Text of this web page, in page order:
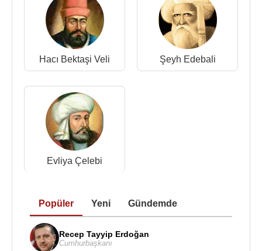
önemli ziyaret yerlerinden biridir. Ahmet Yesevî’nin
çilehânesi ile türbesi arasında yüz metre kadar
mesafenin olması, onun ilk ve asıl dergâhının
çilehane bölgesinde olduğunu akla getirmektedir.
Vefatından sonra defnedildiği yere zamanla büyük
bir külliye yapılınca kütüphane, aşevi, mescid ve
derviş hücrelerinden oluşan yeni ve daha büyük bir
dergâh meydana gelmiş olmalıdır.
Eserleri:
1. Dîvân-ı Hikmet
2. Fakrnâme
Kaynak:Biyografiler.com
Hacı Bektaşi Veli Şeyh Edebali
Evliya Çelebi
Popüler Yeni Gündemde
Recep Tayyip Erdoğan
Cumhurbaşkanı